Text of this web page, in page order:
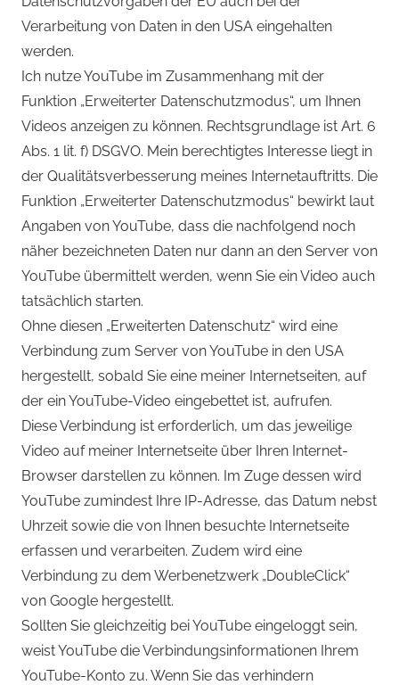
Verarbeitung von Daten in den USA eingehalten
werden.
Ich nutze YouTube im Zusammenhang mit der
Funktion „Erweiterter Datenschutzmodus“, um Ihnen
Videos anzeigen zu können. Rechtsgrundlage ist Art. 6
Abs. 1 lit. f) DSGVO. Mein berechtigtes Interesse liegt in
der Qualitätsverbesserung meines Internetauftritts. Die
Funktion „Erweiterter Datenschutzmodus“ bewirkt laut
Angaben von YouTube, dass die nachfolgend noch
näher bezeichneten Daten nur dann an den Server von
YouTube übermittelt werden, wenn Sie ein Video auch
tatsächlich starten.
Ohne diesen „Erweiterten Datenschutz“ wird eine
Verbindung zum Server von YouTube in den USA
hergestellt, sobald Sie eine meiner Internetseiten, auf
der ein YouTube-Video eingebettet ist, aufrufen.
Diese Verbindung ist erforderlich, um das jeweilige
Video auf meiner Internetseite über Ihren Internet-
Browser darstellen zu können. Im Zuge dessen wird
YouTube zumindest Ihre IP-Adresse, das Datum nebst
Uhrzeit sowie die von Ihnen besuchte Internetseite
erfassen und verarbeiten. Zudem wird eine
Verbindung zu dem Werbenetzwerk „DoubleClick“
von Google hergestellt.
Sollten Sie gleichzeitig bei YouTube eingeloggt sein,
weist YouTube die Verbindungsinformationen Ihrem
YouTube-Konto zu. Wenn Sie das verhindern